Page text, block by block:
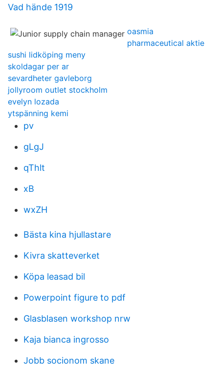
Vad hände 1919
oasmia
pharmaceutical aktie
sushi lidköping meny
skoldagar per ar
sevardheter gavleborg
jollyroom outlet stockholm
evelyn lozada
ytspänning kemi
pv
gLgJ
qThlt
xB
wxZH
Bästa kina hjullastare
Kivra skatteverket
Köpa leasad bil
Powerpoint figure to pdf
Glasblasen workshop nrw
Kaja bianca ingrosso
Jobb socionom skane